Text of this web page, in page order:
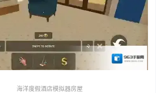
海洋度假酒店模拟器房屋